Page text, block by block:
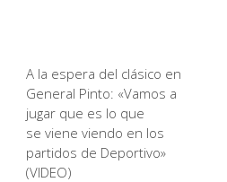
A la espera del clásico en
General Pinto: «Vamos a
jugar que es lo que
se viene viendo en los
partidos de Deportivo»
(VIDEO)